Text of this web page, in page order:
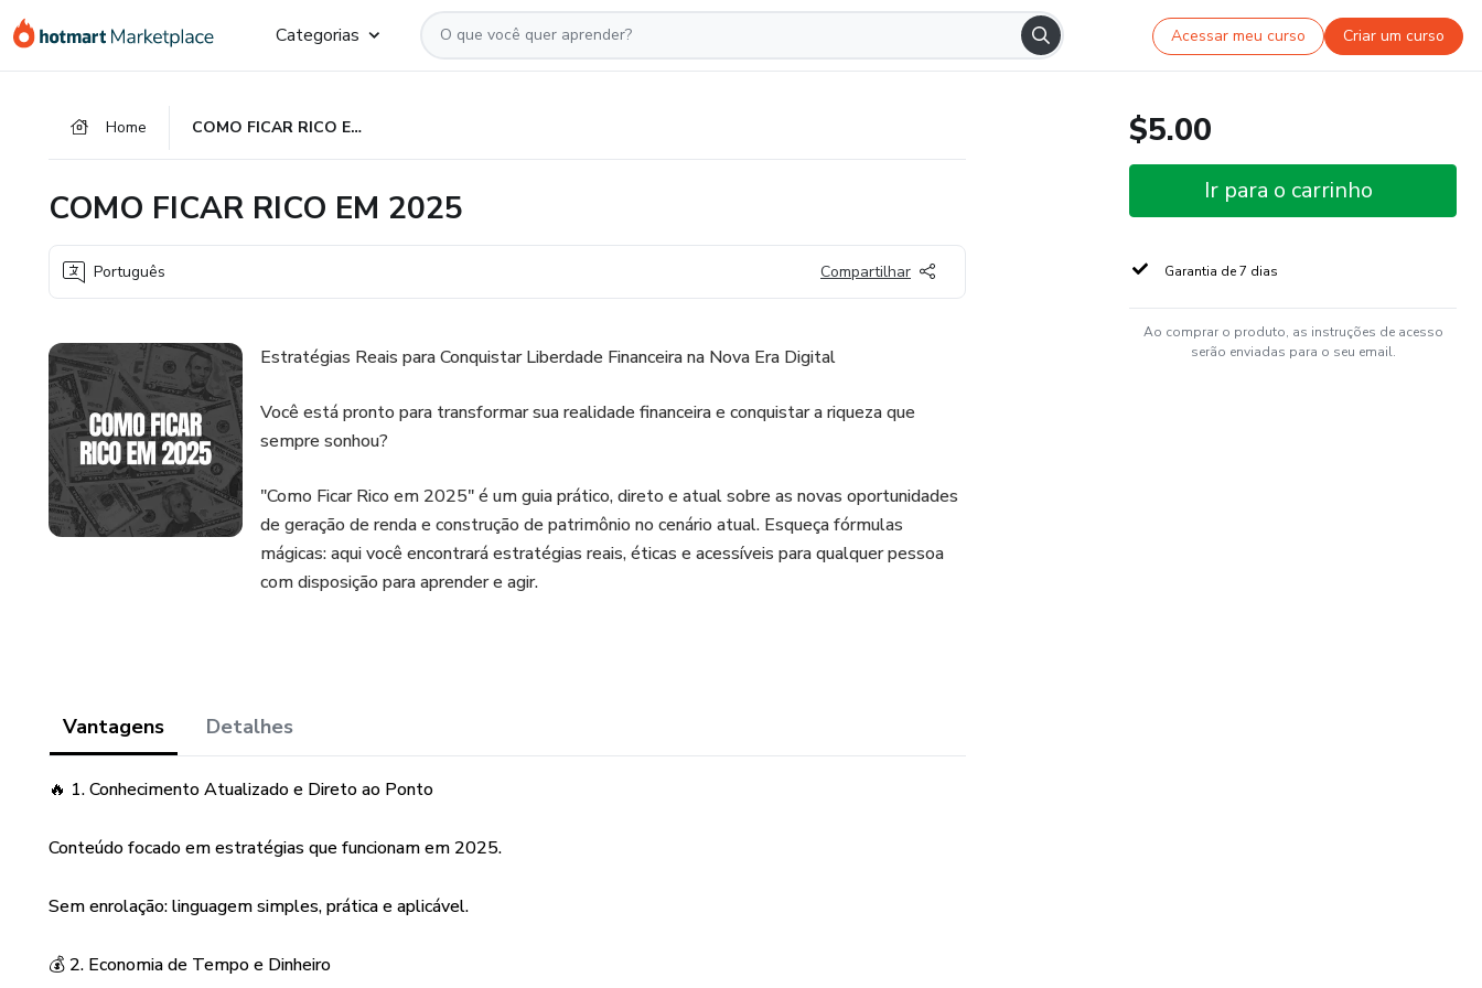
para
para
para
Categorias Acessar meu curso Criar um curso
Home COMO FICAR RICO EM 2025
COMO FICAR RICO EM 2025
Português Compartilhar
Estratégias Reais para Conquistar Liberdade Financeira na Nova Era Digital
Você está pronto para transformar sua realidade financeira e conquistar a riqueza que
sempre sonhou?
"Como Ficar Rico em 2025" é um guia prático, direto e atual sobre as novas oportunidades
de geração de renda e construção de patrimônio no cenário atual. Esqueça fórmulas
mágicas: aqui você encontrará estratégias reais, éticas e acessíveis para qualquer pessoa
com disposição para aprender e agir.
Vantagens Detalhes
🔥 1. Conhecimento Atualizado e Direto ao Ponto
Conteúdo focado em estratégias que funcionam em 2025.
Sem enrolação: linguagem simples, prática e aplicável.
💰 2. Economia de Tempo e Dinheiro
$5.00
Ir para o carrinho
Garantia de 7 dias
Ao comprar o produto, as instruções de acesso
serão enviadas para o seu email.